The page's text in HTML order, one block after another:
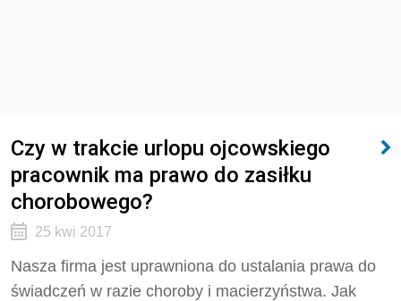
Czy w trakcie urlopu ojcowskiego
pracownik ma prawo do zasiłku
chorobowego?
25 kwi 2017
Nasza firma jest uprawniona do ustalania prawa do
świadczeń w razie choroby i macierzyństwa. Jak